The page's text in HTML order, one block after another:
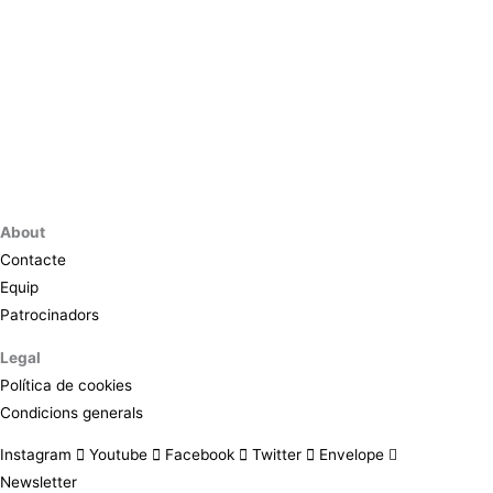
About
Contacte
Equip
Patrocinadors
Legal
Política de cookies
Condicions generals
Instagram Youtube Facebook Twitter
Envelope
Newsletter